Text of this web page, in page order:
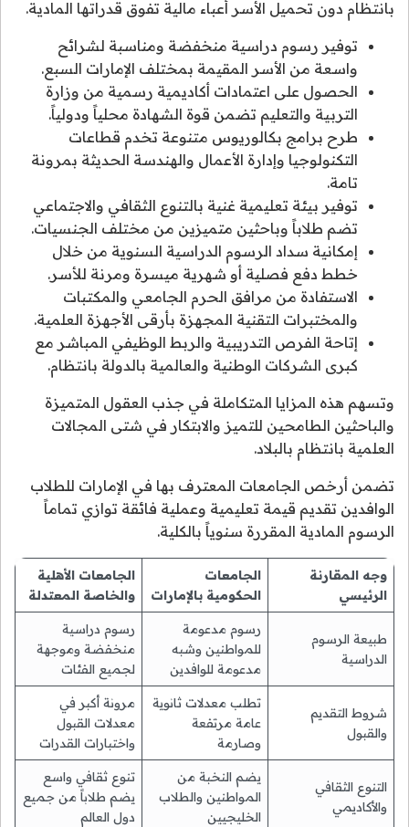
بانتظام دون تحميل الأسر أعباء مالية تفوق قدراتها المادية.
توفير رسوم دراسية منخفضة ومناسبة لشرائح
واسعة من الأسر المقيمة بمختلف الإمارات السبع.
الحصول على اعتمادات أكاديمية رسمية من وزارة
التربية والتعليم تضمن قوة الشهادة محلياً ودولياً.
طرح برامج بكالوريوس متنوعة تخدم قطاعات
التكنولوجيا وإدارة الأعمال والهندسة الحديثة بمرونة
تامة.
توفير بيئة تعليمية غنية بالتنوع الثقافي والاجتماعي
تضم طلاباً وباحثين متميزين من مختلف الجنسيات.
إمكانية سداد الرسوم الدراسية السنوية من خلال
خطط دفع فصلية أو شهرية ميسرة ومرنة للأسر.
الاستفادة من مرافق الحرم الجامعي والمكتبات
والمختبرات التقنية المجهزة بأرقى الأجهزة العلمية.
إتاحة الفرص التدريبية والربط الوظيفي المباشر مع
كبرى الشركات الوطنية والعالمية بالدولة بانتظام.
وتسهم هذه المزايا المتكاملة في جذب العقول المتميزة
والباحثين الطامحين للتميز والابتكار في شتى المجالات
العلمية بانتظام بالبلاد.
تضمن أرخص الجامعات المعترف بها في الإمارات للطلاب
الوافدين تقديم قيمة تعليمية وعملية فائقة توازي تماماً
الرسوم المادية المقررة سنوياً بالكلية.
وجه المقارنة
الرئيسي
الجامعات
الحكومية بالإمارات
الجامعات الأهلية
والخاصة المعتدلة
طبيعة الرسوم
الدراسية
رسوم مدعومة
للمواطنين وشبه
مدعومة للوافدين
رسوم دراسية
منخفضة وموجهة
لجميع الفئات
شروط التقديم
والقبول
تطلب معدلات ثانوية
عامة مرتفعة
وصارمة
مرونة أكبر في
معدلات القبول
واختبارات القدرات
التنوع الثقافي
والأكاديمي
يضم النخبة من
المواطنين والطلاب
الخليجيين
تنوع ثقافي واسع
يضم طلاباً من جميع
دول العالم